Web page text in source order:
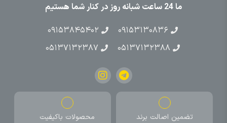
ما 24 ساعت شبانه روز در کنار شما هستیم
۰۹۱۵۳۱۳۰۸۳۶
۰۹۱۵۳۸۴۵۴۰۲
۰۵۱۳۷۱۳۲۳۸۸
۰۵۱۳۷۱۳۲۳۸۷
تضمین اصالت برند محصولات باکیفیت